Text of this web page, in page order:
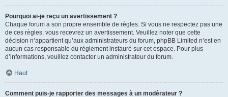
Pourquoi ai-je reçu un avertissement ?
Chaque forum a son propre ensemble de règles. Si vous ne respectez pas une
de ces règles, vous recevrez un avertissement. Veuillez noter que cette
décision n’appartient qu’aux administrateurs du forum, phpBB Limited n’est en
aucun cas responsable du règlement instauré sur cet espace. Pour plus
d’informations, veuillez contacter un administrateur du forum.
Haut
Comment puis-je rapporter des messages à un modérateur ?